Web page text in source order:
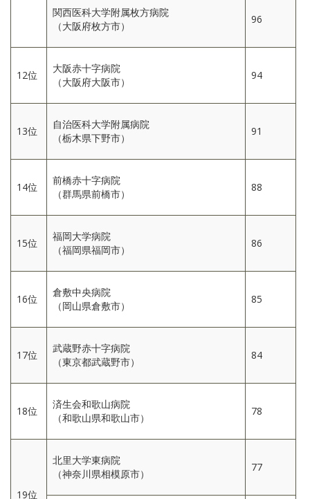
関西医科大学附属枚方病院
（大阪府枚方市）
96
12位
大阪赤十字病院
（大阪府大阪市）
94
13位
自治医科大学附属病院
（栃木県下野市）
91
14位
前橋赤十字病院
（群馬県前橋市）
88
15位
福岡大学病院
（福岡県福岡市）
86
16位
倉敷中央病院
（岡山県倉敷市）
85
17位
武蔵野赤十字病院
（東京都武蔵野市）
84
18位
済生会和歌山病院
（和歌山県和歌山市）
78
19位
北里大学東病院
（神奈川県相模原市）
77